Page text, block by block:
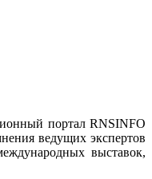
портал RNSINFO
ведущих экспертов
выставок,